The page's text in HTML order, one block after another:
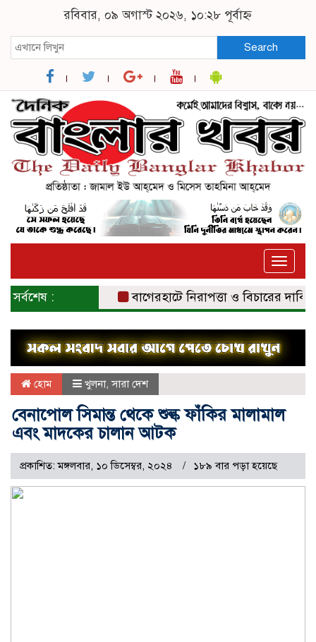
রবিবার, ০৯ অগাস্ট ২০২৬, ১০:২৮ পূর্বাহ্ন
Search
Toggle
সর্বশেষ : বাগেরহাটে নিরাপত্তা ও বিচারের দাবিতে
হোম খুলনা,সারা দেশ
বেনাপোল সিমান্ত থেকে শুল্ক ফাঁকির মালামাল
এবং মাদকের চালান আটক
প্রকাশিত: মঙ্গলবার, ১০ ডিসেম্বর, ২০২৪ ১৮৯ বার পড়া হয়েছে